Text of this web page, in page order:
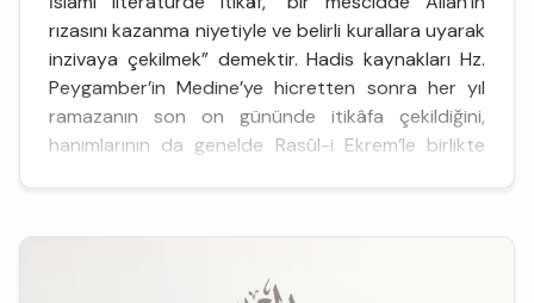
rızasını kazanma niyetiyle ve belirli kurallara uyarak
inzivaya çekilmek” demektir. Hadis kaynakları Hz.
Peygamber’in Medine’ye hicretten sonra her yıl
ramazanın son on gününde itikâfa çekildiğini,
hanımlarının da genelde Rasûl-i Ekrem’le birlikte